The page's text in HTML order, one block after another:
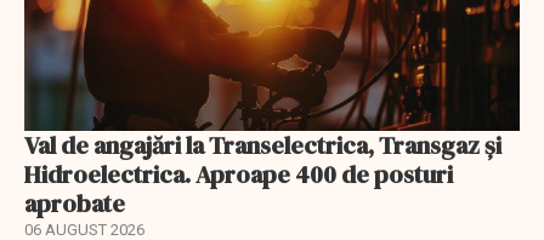
Val de angajări la Transelectrica, Transgaz și
Hidroelectrica. Aproape 400 de posturi
aprobate
06 AUGUST 2026